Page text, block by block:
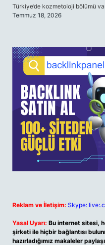
Türkiye’de kozmetoloji bölümü
Temmuz 18, 2026
Reklam ve İletişim: Skype:
Yasal Uyarı: Bu internet sitesi,
şirketi ile hiçbir bağlantısı
hazırladığımız makaleler